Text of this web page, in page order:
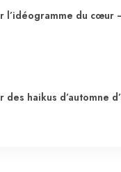
l’idéogramme du cœur
haikus d’automne